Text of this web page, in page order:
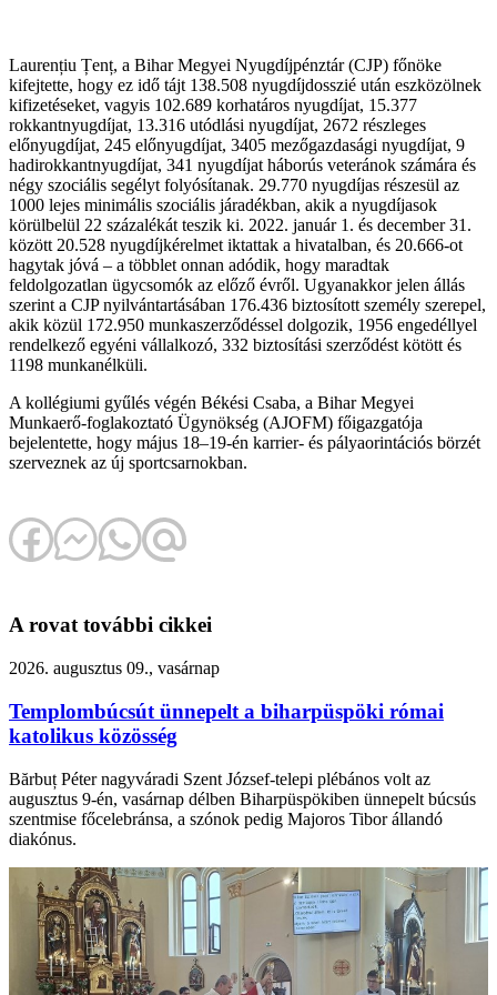
Laurențiu Țenț, a Bihar Megyei Nyugdíjpénztár (CJP) főnöke
kifejtette, hogy ez idő tájt 138.508 nyugdíjdosszié után eszközölnek
kifizetéseket, vagyis 102.689 korhatáros nyugdíjat, 15.377
rokkantnyugdíjat, 13.316 utódlási nyugdíjat, 2672 részleges
előnyugdíjat, 245 előnyugdíjat, 3405 mezőgazdasági nyugdíjat, 9
hadirokkantnyugdíjat, 341 nyugdíjat háborús veteránok számára és
négy szociális segélyt folyósítanak. 29.770 nyugdíjas részesül az
1000 lejes minimális szociális járadékban, akik a nyugdíjasok
körülbelül 22 százalékát teszik ki. 2022. január 1. és december 31.
között 20.528 nyugdíjkérelmet iktattak a hivatalban, és 20.666-ot
hagytak jóvá – a többlet onnan adódik, hogy maradtak
feldolgozatlan ügycsomók az előző évről. Ugyanakkor jelen állás
szerint a CJP nyilvántartásában 176.436 biztosított személy szerepel,
akik közül 172.950 munkaszerződéssel dolgozik, 1956 engedéllyel
rendelkező egyéni vállalkozó, 332 biztosítási szerződést kötött és
1198 munkanélküli.
A kollégiumi gyűlés végén Békési Csaba, a Bihar Megyei
Munkaerő-foglakoztató Ügynökség (AJOFM) főigazgatója
bejelentette, hogy május 18–19-én karrier- és pályaorintációs börzét
szerveznek az új sportcsarnokban.
A rovat további cikkei
2026. augusztus 09., vasárnap
Templombúcsút ünnepelt a biharpüspöki római
katolikus közösség
Bărbuț Péter nagyváradi Szent József-telepi plébános volt az
augusztus 9-én, vasárnap délben Biharpüspökiben ünnepelt búcsús
szentmise főcelebránsa, a szónok pedig Majoros Tibor állandó
diakónus.